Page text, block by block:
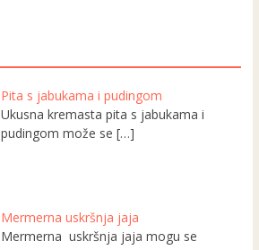
Pita s jabukama i pudingom
Ukusna kremasta pita s jabukama i
pudingom može se[…]
Mermerna uskršnja jaja
Mermerna uskršnja jaja mogu se